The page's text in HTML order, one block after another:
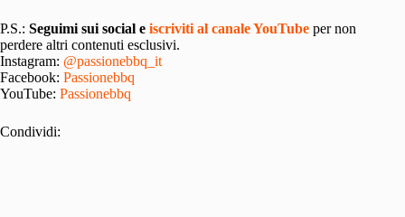
P.S.: Seguimi sui social e iscriviti al canale YouTube per non
perdere altri contenuti esclusivi.
Instagram: @passionebbq_it
Facebook: Passionebbq
YouTube: Passionebbq
Condividi: